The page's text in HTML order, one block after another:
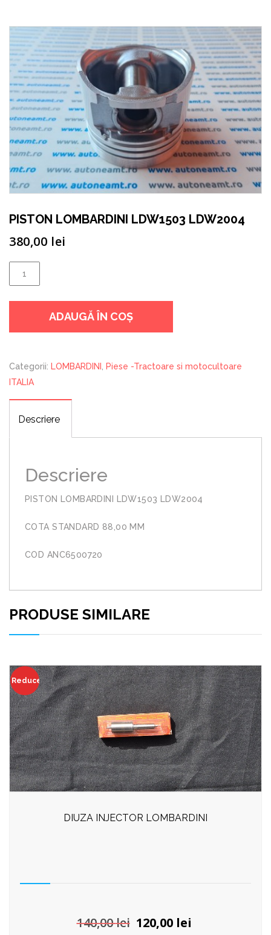
PISTON LOMBARDINI LDW1503 LDW2004
380,00 lei
PISTON
LOMBARDINI
LDW2004
ADAUGĂ ÎN COȘ
Categorii: LOMBARDINI Piese -Tractoare si motocultoare
ITALIA
Descriere
Descriere
PISTON LOMBARDINI LDW1503 LDW2004
COTA STANDARD 88,00 MM
COD ANC6500720
PRODUSE SIMILARE
Reduceri!
DIUZA INJECTOR LOMBARDINI
140,00lei Prețul
120,00 lei